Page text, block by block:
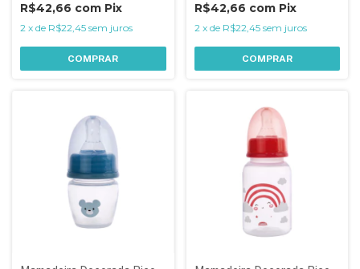
R$42,66 com Pix
2 x de R$22,45 sem juros
COMPRAR
R$42,66 com Pix
2 x de R$22,45 sem juros
COMPRAR